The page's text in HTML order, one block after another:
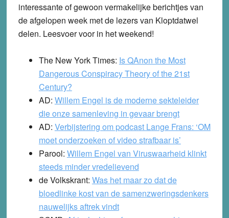
interessante of gewoon vermakelijke berichtjes van
de afgelopen week met de lezers van Kloptdatwel
delen. Leesvoer voor in het weekend!
The New York Times: Is QAnon the Most
Dangerous Conspiracy Theory of the 21st
Century?
AD: Willem Engel is de moderne sekteleider
die onze samenleving in gevaar brengt
AD: Verbijstering om podcast Lange Frans: ‘OM
moet onderzoeken of video strafbaar is’
Parool: Willem Engel van Viruswaarheid klinkt
steeds minder vredelievend
de Volkskrant: Was het maar zo dat de
bloedlinke kost van de samenzweringsdenkers
nauwelijks aftrek vindt